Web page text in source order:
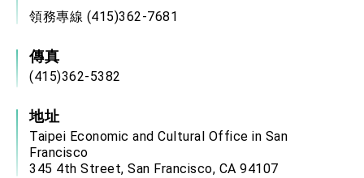
領務專線 (415)362-7681
傳真
(415)362-5382
地址
Taipei Economic and Cultural Office in San
Francisco
345 4th Street, San Francisco, CA 94107